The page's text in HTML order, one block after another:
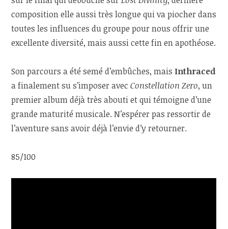
composition elle aussi très longue qui va piocher dans
toutes les influences du groupe pour nous offrir une
excellente diversité, mais aussi cette fin en apothéose.
Son parcours a été semé d’embûches, mais Inthraced
a finalement su s’imposer avecConstellation Zero, un
premier album déjà très abouti et qui témoigne d’une
grande maturité musicale. N’espérer pas ressortir de
l’aventure sans avoir déjà l’envie d’y retourner.
85/100